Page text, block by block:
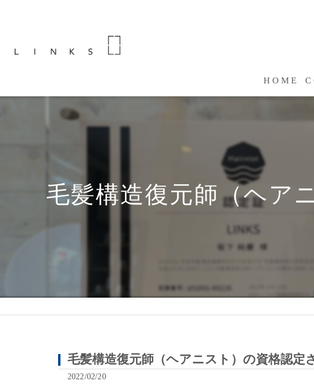
HOME
毛髪構造復元師（ヘア
毛髪構造復元師（ヘアニスト）の資格認定
2022/02/20